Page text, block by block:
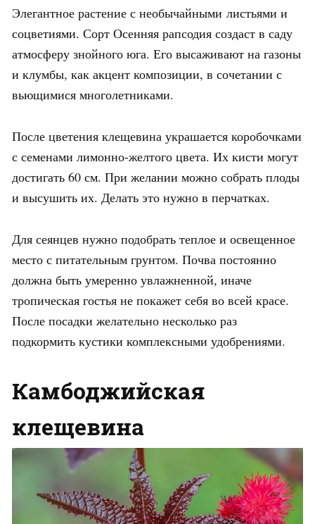
Элегантное растение с необычайными листьями и
соцветиями. Сорт Осенняя рапсодия создаст в саду
атмосферу знойного юга. Его высаживают на газоны
и клумбы, как акцент композиции, в сочетании с
вьющимися многолетниками.
После цветения клещевина украшается коробочками
с семенами лимонно-желтого цвета. Их кисти могут
достигать 60 см. При желании можно собрать плоды
и высушить их. Делать это нужно в перчатках.
Для сеянцев нужно подобрать теплое и освещенное
место с питательным грунтом. Почва постоянно
должна быть умеренно увлажненной, иначе
тропическая гостья не покажет себя во всей красе.
После посадки желательно несколько раз
подкормить кустики комплексными удобрениями.
Камбоджийская
клещевина